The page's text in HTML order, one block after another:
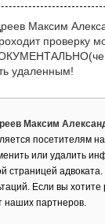
Максим
проверку
удаленным!
Максим
посетителям
или удалить
Если вы
наших партнеров.